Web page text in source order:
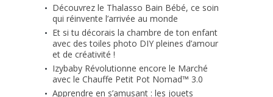
Découvrez le Thalasso Bain Bébé, ce soin
qui réinvente l’arrivée au monde
Et si tu décorais la chambre de ton enfant
avec des toiles photo DIY pleines d’amour
et de créativité !
Izybaby Révolutionne encore le Marché
avec le Chauffe Petit Pot Nomad™ 3.0
Apprendre en s’amusant : les jouets